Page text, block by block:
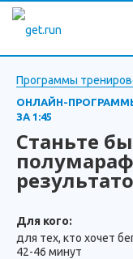
Программы
ОНЛАЙН-
ЗА 1:45
Станьте
Для кого:
для тех, кто хочет
42-46 минут